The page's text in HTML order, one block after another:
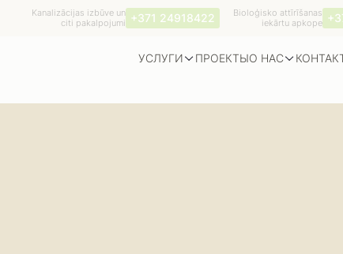
Kanalizācijas izbūve un
citi pakalpojumi +371 24918422
Bioloģisko attīrīšanas
iekārtu apkope
УСЛУГИ ПРОЕКТЫО НАС